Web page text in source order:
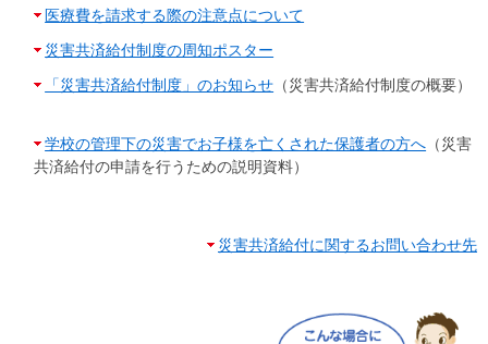
医療費を請求する際の注意点について
災害共済給付制度の周知ポスター
「災害共済給付制度」のお知らせ （災害共済給付制度の概要）
学校の管理下の災害でお子様を亡くされた保護者の方へ （災害
共済給付の申請を行うための説明資料）
災害共済給付に関するお問い合わせ先